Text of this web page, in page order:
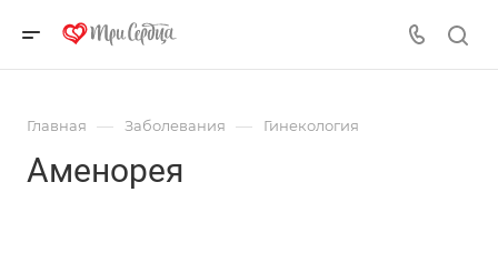
Главная — Заболевания — Гинекология
Аменорея